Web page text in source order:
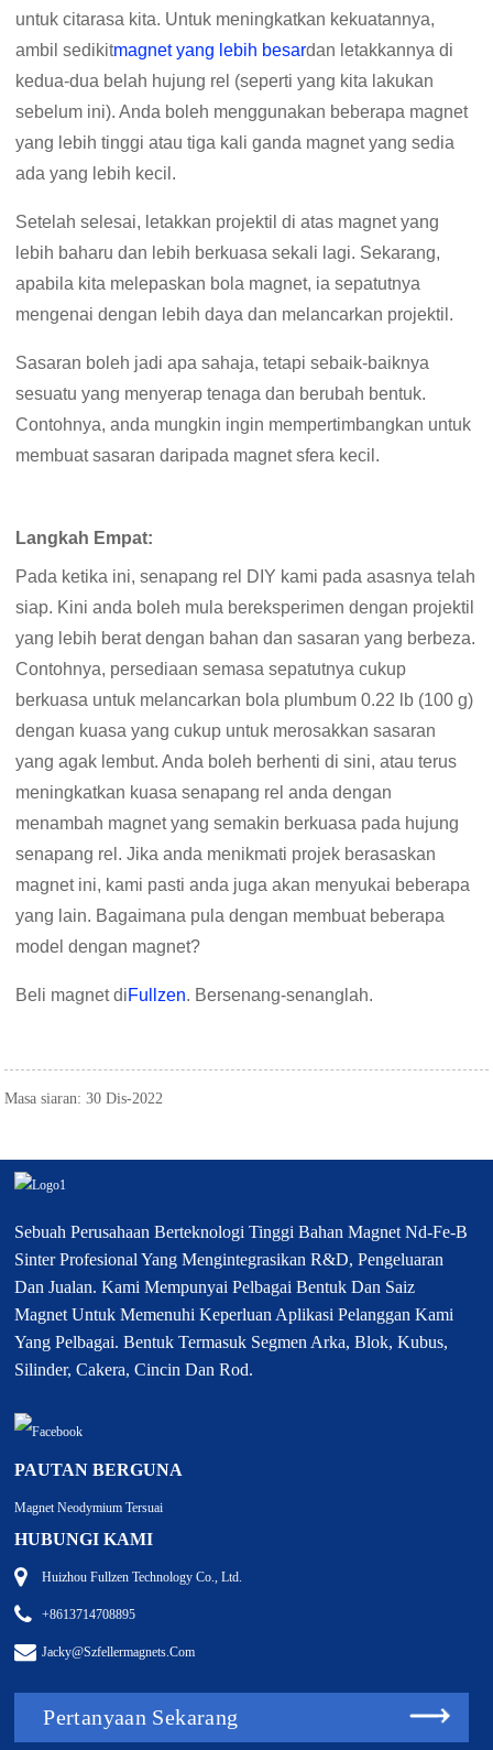
untuk citarasa kita. Untuk meningkatkan kekuatannya,
ambil sedikitmagnet yang lebih besardan letakkannya di
kedua-dua belah hujung rel (seperti yang kita lakukan
sebelum ini). Anda boleh menggunakan beberapa magnet
yang lebih tinggi atau tiga kali ganda magnet yang sedia
ada yang lebih kecil.
Setelah selesai, letakkan projektil di atas magnet yang
lebih baharu dan lebih berkuasa sekali lagi. Sekarang,
apabila kita melepaskan bola magnet, ia sepatutnya
mengenai dengan lebih daya dan melancarkan projektil.
Sasaran boleh jadi apa sahaja, tetapi sebaik-baiknya
sesuatu yang menyerap tenaga dan berubah bentuk.
Contohnya, anda mungkin ingin mempertimbangkan untuk
membuat sasaran daripada magnet sfera kecil.
Langkah Empat:
Pada ketika ini, senapang rel DIY kami pada asasnya telah
siap. Kini anda boleh mula bereksperimen dengan projektil
yang lebih berat dengan bahan dan sasaran yang berbeza.
Contohnya, persediaan semasa sepatutnya cukup
berkuasa untuk melancarkan bola plumbum 0.22 lb (100 g)
dengan kuasa yang cukup untuk merosakkan sasaran
yang agak lembut. Anda boleh berhenti di sini, atau terus
meningkatkan kuasa senapang rel anda dengan
menambah magnet yang semakin berkuasa pada hujung
senapang rel. Jika anda menikmati projek berasaskan
magnet ini, kami pasti anda juga akan menyukai beberapa
yang lain. Bagaimana pula dengan membuat beberapa
model dengan magnet?
Beli magnet diFullzen. Bersenang-senanglah.
Masa siaran: 30 Dis-2022
Sebuah Perusahaan Berteknologi Tinggi Bahan Magnet Nd-Fe-B
Sinter Profesional Yang Mengintegrasikan R&D, Pengeluaran
Dan Jualan. Kami Mempunyai Pelbagai Bentuk Dan Saiz
Magnet Untuk Memenuhi Keperluan Aplikasi Pelanggan Kami
Yang Pelbagai. Bentuk Termasuk Segmen Arka, Blok, Kubus,
Silinder, Cakera, Cincin Dan Rod.
PAUTAN BERGUNA
Magnet Neodymium Tersuai
HUBUNGI KAMI
Huizhou Fullzen Technology Co., Ltd.
+8613714708895
Jacky@szfellermagnets.com
Pertanyaan Sekarang